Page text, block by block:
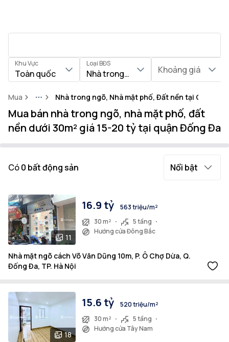
Khu Vực
Toàn quốc
Loại BĐS
Nhà trong ngõ, Nhà mặt phố, Đất nền
Khoảng giá
Mua MoreNhà trong ngõ, Nhà mặt phố, Đất nền tại Quận
Mua bán nhà trong ngõ, nhà mặt phố, đất
nền dưới 30m² giá 15-20 tỷ tại quận Đống Đa
Có0 bất động sản Nổi bật
11
16.9 tỷ
563 triệu/m²
30 m²
5 tầng
Hướng cửa Đông Bắc
Nhà mặt ngõ cách Võ Văn Dũng 10m, P. Ô Chợ Dừa, Q.
Đống Đa, TP. Hà Nội
18
15.6 tỷ
520 triệu/m²
30 m²
5 tầng
Hướng cửa Tây Nam